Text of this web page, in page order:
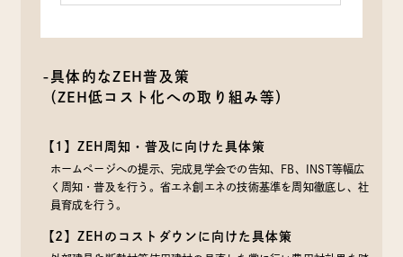
-具体的なZEH普及策
（ZEH低コスト化への取り組み等）
【1】ZEH周知・普及に向けた具体策
ホームページへの提示、完成見学会での告知、FB、INST等幅広
く周知・普及を行う。省エネ創エネの技術基準を周知徹底し、社
員育成を行う。
【2】ZEHのコストダウンに向けた具体策